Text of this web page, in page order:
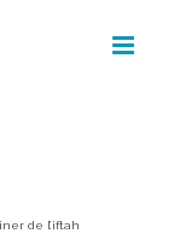
de l’iftah